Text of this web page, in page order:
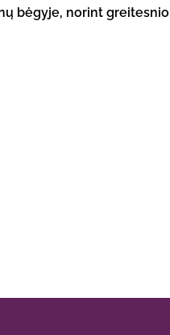
bėgyje, norint greitesnio